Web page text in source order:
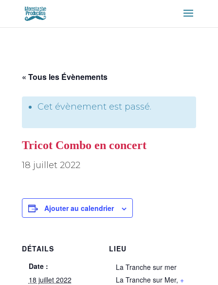
« Tous les Évènements
Cet évènement est passé.
Tricot Combo en concert
18 juillet 2022
Ajouter au calendrier
DÉTAILS
Date :
18 juillet 2022
LIEU
La Tranche sur mer
La Tranche sur Mer, +